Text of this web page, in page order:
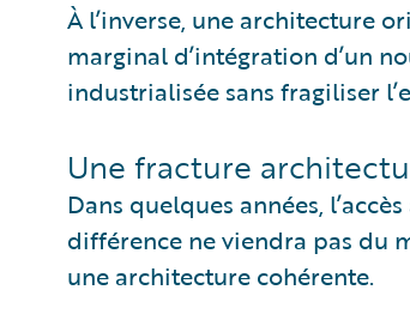
À l’inverse, une architecture
marginal d’intégration d’un
industrialisée sans fragiliser
Une fracture
Dans quelques années,
différence ne viendra pas du
une architecture cohérente.